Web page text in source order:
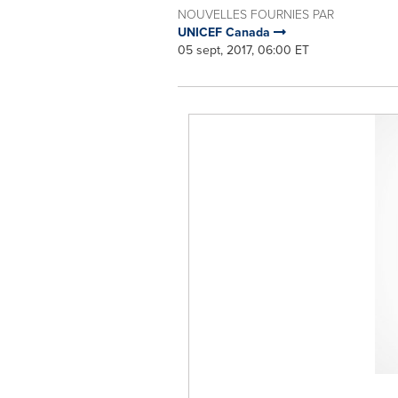
NOUVELLES FOURNIES PAR
UNICEF Canada
05 sept, 2017, 06:00 ET